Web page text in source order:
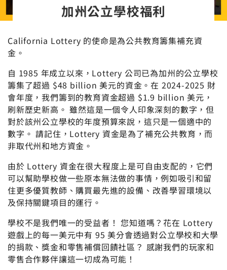
加州公立學校福利
California Lottery 的使命是為公共教育籌集補充資
金。
自 1985 年成立以來，Lottery 公司已為加州的公立學校
籌集了超過 $48 billion 美元的資金。在 2024-2025 財
會年度，我們籌到的教育資金超過 $1.9 billion 美元，
刷新歷史新高。 雖然這是一個令人印象深刻的數字，但
對於該州公立學校的年度預算來說，這只是一個適中的
數字。 請記住，Lottery 資金是為了補充公共教育，而
非取代州和地方資金。
由於 Lottery 資金在很大程度上是可自由支配的，它們
可以幫助學校做一些原本無法做的事情，例如吸引和留
住更多優質教師、購買最先進的設備、改善學習環境以
及保持關鍵項目的運行。
學校不是我們唯一的受益者！ 您知道嗎？花在 Lottery
遊戲上的每一美元中有 95 美分會透過對公立學校和大學
的捐款、獎金和零售補償回饋社區？ 感謝我們的玩家和
零售合作夥伴讓這一切成為可能！